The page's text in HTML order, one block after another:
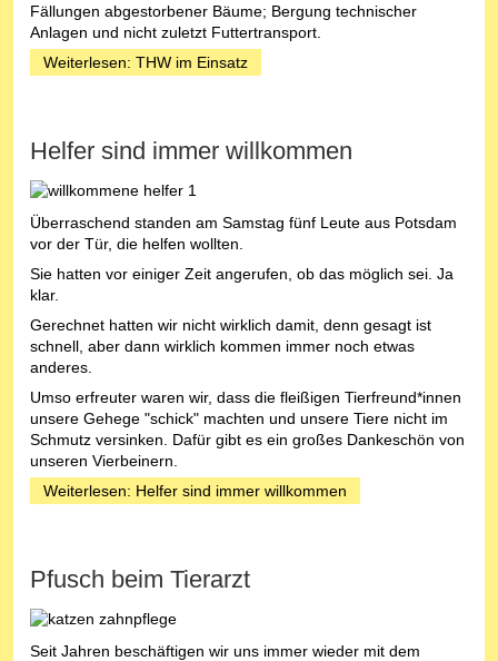
Fällungen abgestorbener Bäume; Bergung technischer
Anlagen und nicht zuletzt Futtertransport.
Weiterlesen: THW im Einsatz
Helfer sind immer willkommen
Überraschend standen am Samstag fünf Leute aus Potsdam
vor der Tür, die helfen wollten.
Sie hatten vor einiger Zeit angerufen, ob das möglich sei. Ja
klar.
Gerechnet hatten wir nicht wirklich damit, denn gesagt ist
schnell, aber dann wirklich kommen immer noch etwas
anderes.
Umso erfreuter waren wir, dass die fleißigen Tierfreund*innen
unsere Gehege "schick" machten und unsere Tiere nicht im
Schmutz versinken. Dafür gibt es ein großes Dankeschön von
unseren Vierbeinern.
Weiterlesen: Helfer sind immer willkommen
Pfusch beim Tierarzt
Seit Jahren beschäftigen wir uns immer wieder mit dem